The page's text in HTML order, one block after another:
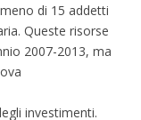
di 15 addetti
Queste risorse
2007-2013, ma
investimenti.